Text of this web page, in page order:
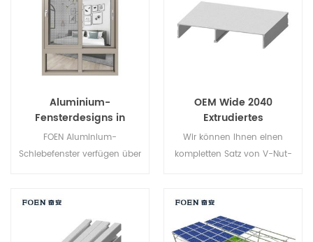
Aluminium-
Fensterdesigns in
verschiedenen Formen
FOEN Aluminium-
Schiebefenster verfügen über
vollständige Belüftung von
oben nach unten ermöglicht.
Da sich der Flügel nicht nach
OEM Wide 2040
Extrudiertes
Aluminiumprofil
Wir können Ihnen einen
kompletten Satz von V-Nut-
Befestigungselementen und
Aluminiumprofilzubehör
anbieten.